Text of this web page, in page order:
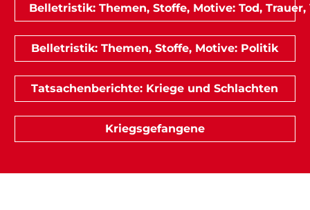
Belletristik: Themen, Stoffe, Motive: Tod,
Belletristik: Themen, Stoffe, Motive: Politik
Tatsachenberichte: Kriege und Schlachten
Kriegsgefangene